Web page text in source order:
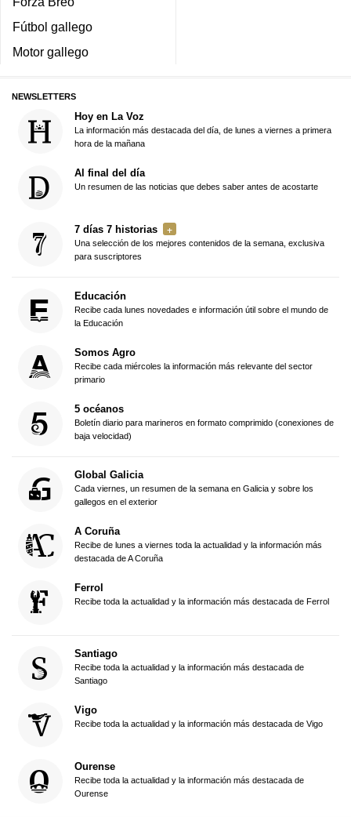
Fútbol gallego
Motor gallego
NEWSLETTERS
Hoy en La Voz
La información más destacada del día, de lunes a viernes a primera
hora de la mañana
Al final del día
Un resumen de las noticias que debes saber antes de acostarte
7 días 7 historias
Una selección de los mejores contenidos de la semana, exclusiva
para suscriptores
Educación
Recibe cada lunes novedades e información útil sobre el mundo de
la Educación
Somos Agro
Recibe cada miércoles la información más relevante del sector
primario
5 océanos
Boletín diario para marineros en formato comprimido (conexiones de
baja velocidad)
Global Galicia
Cada viernes, un resumen de la semana en Galicia y sobre los
gallegos en el exterior
A Coruña
Recibe de lunes a viernes toda la actualidad y la información más
destacada de A Coruña
Ferrol
Recibe toda la actualidad y la información más destacada de Ferrol
Santiago
Recibe toda la actualidad y la información más destacada de
Santiago
Vigo
Recibe toda la actualidad y la información más destacada de Vigo
Ourense
Recibe toda la actualidad y la información más destacada de
Ourense